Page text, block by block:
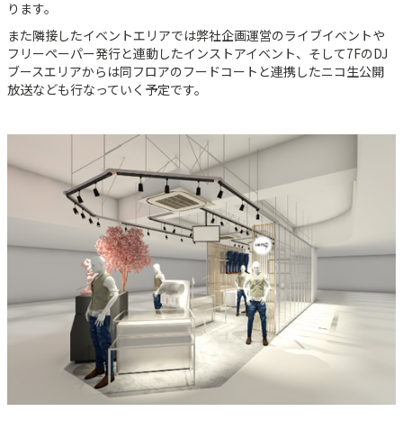
ります。
また隣接したイベントエリアでは弊社企画運営のライブイベントや
フリーペーパー発行と連動したインストアイベント、そして7FのDJ
ブースエリアからは同フロアのフードコートと連携したニコ生公開
放送なども行なっていく予定です。